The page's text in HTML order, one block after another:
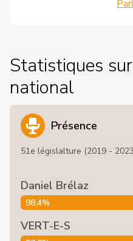
Statistiques
national
Présence
51e législalture (2019 -
Daniel Brélaz
98,4%
VERT-E-S